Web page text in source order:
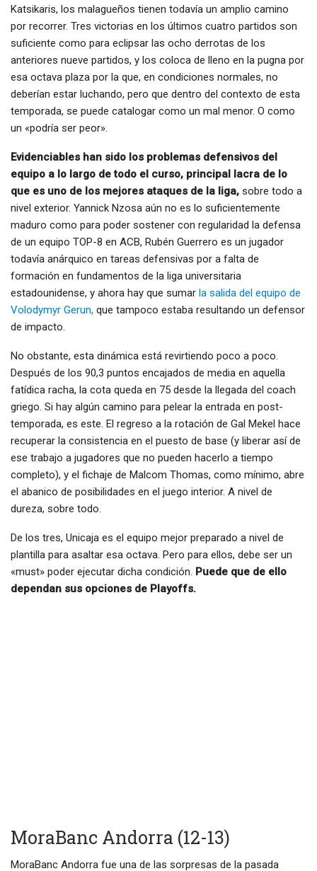
Katsikaris, los malagueños tienen todavía un amplio camino
por recorrer. Tres victorias en los últimos cuatro partidos son
suficiente como para eclipsar las ocho derrotas de los
anteriores nueve partidos, y los coloca de lleno en la pugna por
esa octava plaza por la que, en condiciones normales, no
deberían estar luchando, pero que dentro del contexto de esta
temporada, se puede catalogar como un mal menor. O como
un «podría ser peor».
Evidenciables han sido los problemas defensivos del
equipo a lo largo de todo el curso, principal lacra de lo
que es uno de los mejores ataques de la liga, sobre todo a
nivel exterior. Yannick Nzosa aún no es lo suficientemente
maduro como para poder sostener con regularidad la defensa
de un equipo TOP-8 en ACB, Rubén Guerrero es un jugador
todavía anárquico en tareas defensivas por a falta de
formación en fundamentos de la liga universitaria
estadounidense, y ahora hay que sumar la salida del equipo de
Volodymyr Gerun, que tampoco estaba resultando un defensor
de impacto.
No obstante, esta dinámica está revirtiendo poco a poco.
Después de los 90,3 puntos encajados de media en aquella
fatídica racha, la cota queda en 75 desde la llegada del coach
griego. Si hay algún camino para pelear la entrada en post-
temporada, es este. El regreso a la rotación de Gal Mekel hace
recuperar la consistencia en el puesto de base (y liberar así de
ese trabajo a jugadores que no pueden hacerlo a tiempo
completo), y el fichaje de Malcom Thomas, como mínimo, abre
el abanico de posibilidades en el juego interior. A nivel de
dureza, sobre todo.
De los tres, Unicaja es el equipo mejor preparado a nivel de
plantilla para asaltar esa octava. Pero para ellos, debe ser un
«must» poder ejecutar dicha condición. Puede que de ello
dependan sus opciones de Playoffs.
MoraBanc Andorra (12-13)
MoraBanc Andorra fue una de las sorpresas de la pasada